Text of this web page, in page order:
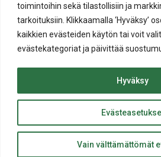
toimintoihin sekä tilastollisiin ja
tarkoituksiin. Klikkaamalla ‘Hyväksy’
kaikkien evästeiden käytön tai voit
evästekategoriat ja päivittää
Vain välttämättömät
Hyväksy
Saavutettavuusseloste
© 2020 Salon kaupunki
Website crafted byEvermade.